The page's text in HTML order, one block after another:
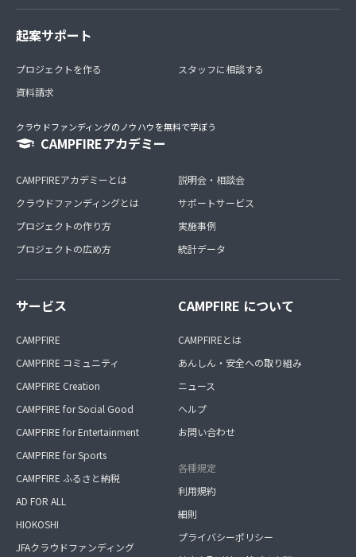
起案サポート
プロジェクトを作る
資料請求
スタッフに相談する
クラウドファンディングのノウハウを無料で学ぼう
CAMPFIREアカデミー
CAMPFIREアカデミーとは
クラウドファンディングとは
プロジェクトの作り方
プロジェクトの広め方
説明会・相談会
サポートサービス
実施事例
統計データ
サービス
CAMPFIRE
CAMPFIRE コミュニティ
CAMPFIRE Creation
CAMPFIRE for Social Good
CAMPFIRE for Entertainment
CAMPFIRE for Sports
CAMPFIRE ふるさと納税
AD FOR ALL
HIOKOSHI
JFAクラウドファンディング
CAMPFIRE について
CAMPFIREとは
あんしん・安全への取り組み
ニュース
ヘルプ
お問い合わせ
各種規定
利用規約
細則
プライバシーポリシー